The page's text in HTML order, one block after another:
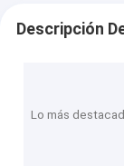
Descripción
Lo más